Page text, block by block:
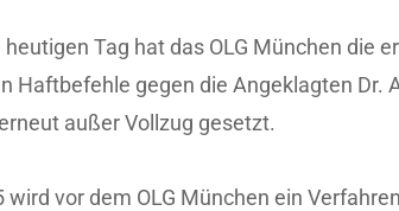
Tag hat das OLG München die
Haftbefehle gegen die Angeklagten Dr.
außer Vollzug gesetzt.
vor dem OLG München ein